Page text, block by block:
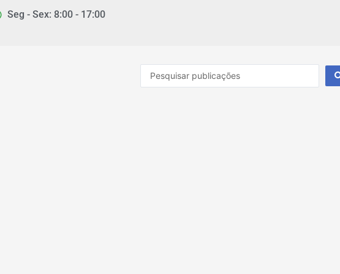
Seg - Sex: 8:00 - 17:00
Pesquisar
...